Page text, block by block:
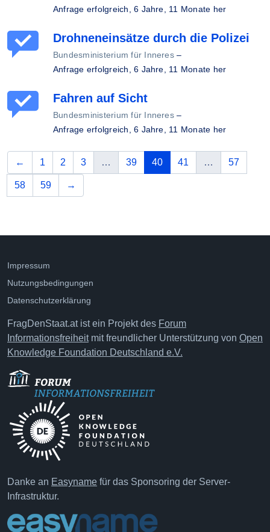
Anfrage erfolgreich,6 Jahre, 11 Monate her
Drohneneinsätze durch die Polizei
Bundesministerium für Inneres–
Anfrage erfolgreich,6 Jahre, 11 Monate her
Fahren auf Sicht
Bundesministerium für Inneres–
Anfrage erfolgreich,6 Jahre, 11 Monate her
← vorherige
1 2 3 … 39 40(aktuelle Seite)
41 … 57
58 59 →
Impressum
Nutzungsbedingungen
Datenschutzerklärung
FragDenStaat.at ist ein Projekt des Forum
Informationsfreiheitmit freundlicher Unterstützung von Open
Knowledge Foundation Deutschland e.V.
Danke an Easyname für das Sponsoring der Server-
Infrastruktur.